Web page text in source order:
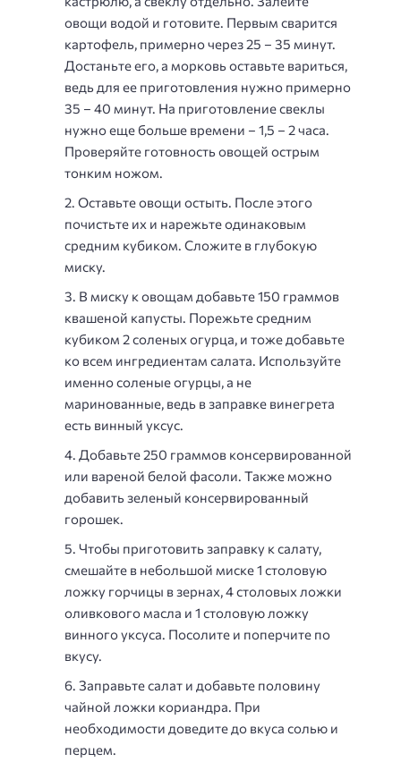
овощи водой и готовите. Первым сварится
картофель, примерно через 25 – 35 минут.
Достаньте его, а морковь оставьте вариться,
ведь для ее приготовления нужно примерно
35 – 40 минут. На приготовление свеклы
нужно еще больше времени – 1,5 – 2 часа.
Проверяйте готовность овощей острым
тонким ножом.
Оставьте овощи остыть. После этого
почистьте их и нарежьте одинаковым
средним кубиком. Сложите в глубокую
миску.
В миску к овощам добавьте 150 граммов
квашеной капусты. Порежьте средним
кубиком 2 соленых огурца, и тоже добавьте
ко всем ингредиентам салата. Используйте
именно соленые огурцы, а не
маринованные, ведь в заправке винегрета
есть винный уксус.
Добавьте 250 граммов консервированной
или вареной белой фасоли. Также можно
добавить зеленый консервированный
горошек.
Чтобы приготовить заправку к салату,
смешайте в небольшой миске 1 столовую
ложку горчицы в зернах, 4 столовых ложки
оливкового масла и 1 столовую ложку
винного уксуса. Посолите и поперчите по
вкусу.
Заправьте салат и добавьте половину
чайной ложки кориандра. При
необходимости доведите до вкуса солью и
перцем.